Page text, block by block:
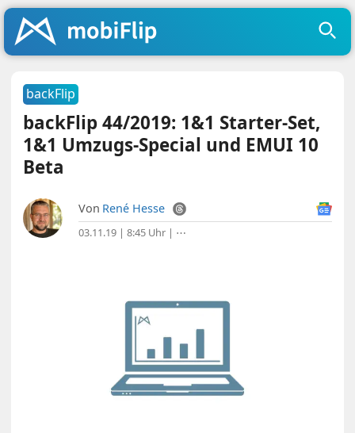
backFlip
backFlip 44/2019: 1&1 Starter-Set,
1&1 Umzugs-Special und EMUI 10
Beta
Von René Hesse
03.11.19 | 8:45 Uhr | ⋯